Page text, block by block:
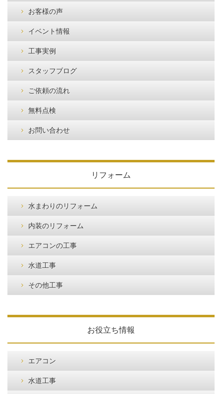
お客様の声
イベント情報
工事実例
スタッフブログ
ご依頼の流れ
無料点検
お問い合わせ
リフォーム
水まわりのリフォーム
内装のリフォーム
エアコンの工事
水道工事
その他工事
お役立ち情報
エアコン
水道工事